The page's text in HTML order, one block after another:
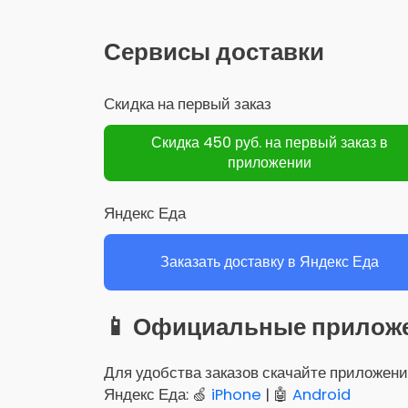
Сервисы доставки
Скидка на первый заказ
Скидка 450 руб. на первый заказ в
приложении
Яндекс Еда
Заказать доставку в Яндекс Еда
📱 Официальные
Для удобства заказов скачайте
Яндекс Еда: 🍏 iPhone | 🤖 Android